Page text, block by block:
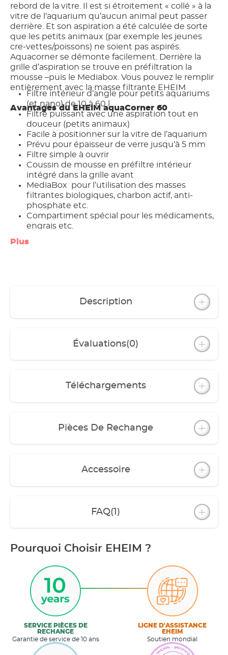
rebord de la vitre. Il est si étroitement « collé » à la
vitre de l‘aquarium qu’aucun animal peut passer
derrière. Et son aspiration a été calculée de sorte
que les petits animaux (par exemple les jeunes
cre-vettes/poissons) ne soient pas aspirés.
Aquacorner se démonte facilement. Derrière la
grille d’aspiration se trouve en préfiltration la
mousse –puis le Mediabox. Vous pouvez le remplir
entièrement avec la masse filtrante EHEIM
Avantages du EHEIM aquaCorner 60
Filtre intérieur d’angle pour petits aquariums
(et nano) de 10 à 60 l
Filtre puissant avec une aspiration tout en
douceur (petits animaux)
Facile à positionner sur la vitre de l’aquarium
Prévu pour épaisseur de verre jusqu’à 5 mm
Filtre simple à ouvrir
Coussin de mousse en préfiltre intérieur
intégré dans la grille avant
MediaBox pour l’utilisation des masses
filtrantes biologiques, charbon actif, anti-
phosphate etc.
Compartiment spécial pour les médicaments,
engrais etc.
nettoyage
Plus
Description
Évaluations(0)
Téléchargements
Pièces De Rechange
Accessoire
FAQ(1)
Pourquoi Choisir EHEIM ?
SERVICE PIÈCES DE
RECHANGE
Garantie de service de 10 ans
LIGNE D'ASSISTANCE
EHEIM
Soutien mondial